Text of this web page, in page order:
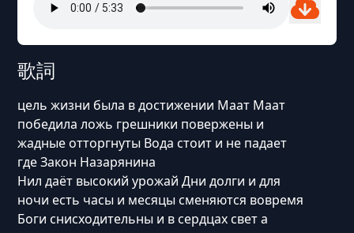
歌詞
цель жизни была в достижении Маат Маат
победила ложь грешники повержены и
жадные отторгнуты Вода стоит и не падает
где Закон Назарянина
Hил даёт высокий урожай Дни долги и для
ночи есть часы и месяцы сменяются вовремя
Боги снисходительны и в сердцах свет а